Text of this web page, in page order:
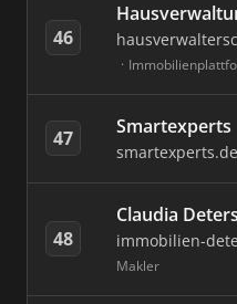
46
47 Smartexperts
smartexperts.de
48
Claudia
immobilien-
Makler